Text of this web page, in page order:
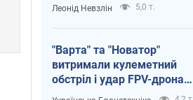
Леонід Невзлін 5,0 т.
"Варта" та "Новатор"
витримали кулеметний
обстріл і удар FPV-дрона,
врятувавши життя